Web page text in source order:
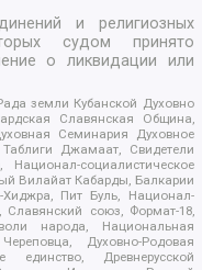
и религиозных
судом принято
о ликвидации или
земли Кубанской Духовно
Славянская Община,
Семинария Духовное
Джамаат, Свидетели
социалистическое
Вилайат Кабарды, Балкарии
Пит Буль, Национал-
Славянский союз, Формат-18,
народа, Национальная
Духовно-Родовая
Древнерусской